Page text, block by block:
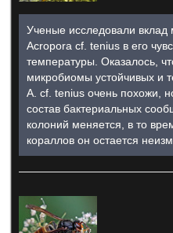
Ученые исследовали
Acropora cf. tenius в его
температуры. Оказалось,
микробиомы устойчивых и
A. cf. tenius очень похожи,
состав бактериальных
колоний меняется, в то
кораллов он остается